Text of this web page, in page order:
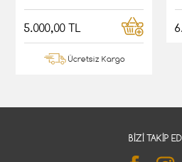
5.000,00 TL
Ücretsiz Kargo
BIZI TAKIP